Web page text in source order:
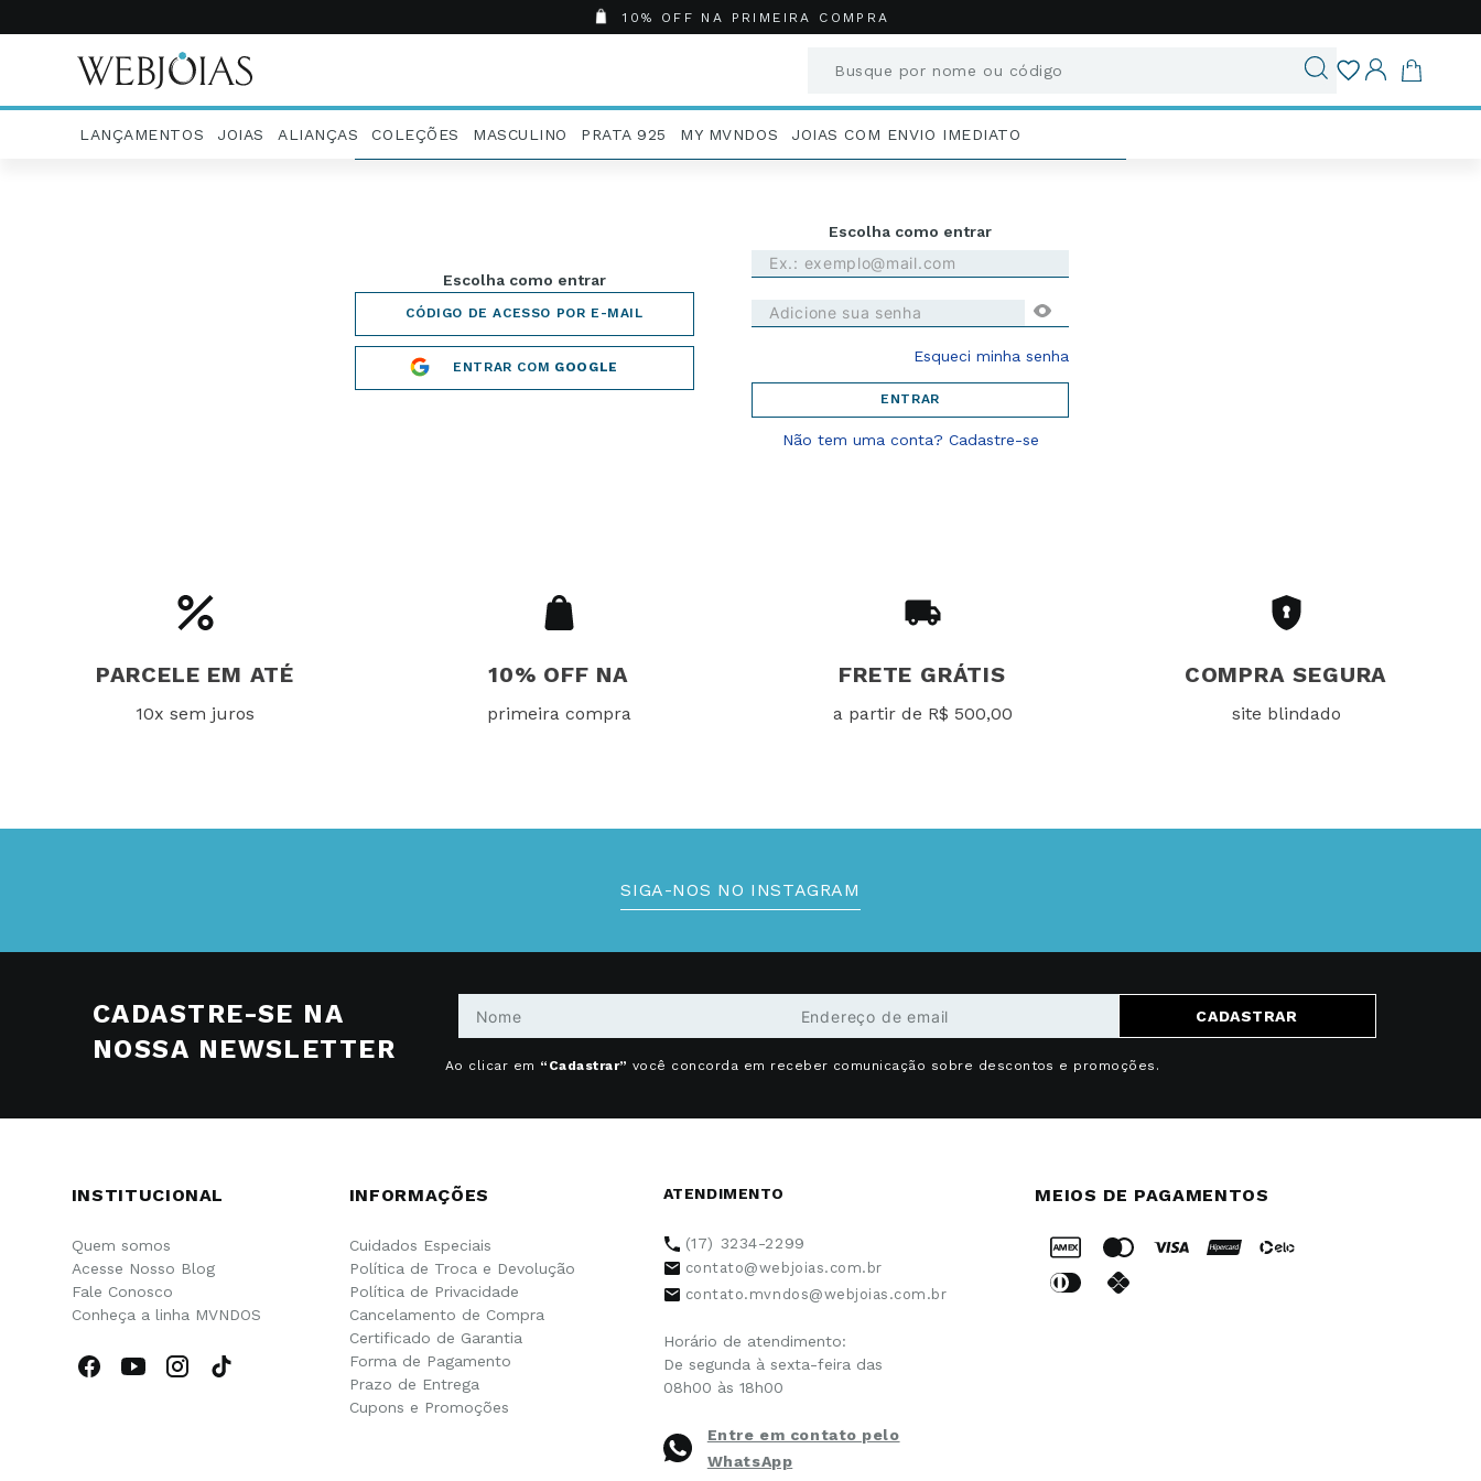
10% OFF NA PRIMEIRA COMPRA
Busque por nome ou código
LANÇAMENTOS JOIAS ALIANÇAS COLEÇÕES MASCULINO PRATA 925 MY MVNDOS JOIAS COM ENVIO IMEDIATO
ENTRAR COM GOOGLE
Esqueci minha senha
ENTRAR
Não tem uma conta? Cadastre-se
PARCELE EM ATÉ
10x sem juros
10% OFF NA
primeira compra
FRETE GRÁTIS
a partir de R$ 500,00
COMPRA SEGURA
site blindado
SIGA-NOS NO INSTAGRAM
CADASTRE-SE NA
NOSSA NEWSLETTER
CADASTRAR
Ao clicar em “Cadastrar” você concorda em receber comunicação sobre descontos e promoções.
INSTITUCIONAL
Quem somos
Acesse Nosso Blog
Fale Conosco
Conheça a linha MVNDOS
INFORMAÇÕES
Cuidados Especiais
Política de Troca e Devolução
Política de Privacidade
Cancelamento de Compra
Certificado de Garantia
Forma de Pagamento
Prazo de Entrega
Cupons e Promoções
ATENDIMENTO
(17) 3234-2299
contato@webjoias.com.br
contato.mvndos@webjoias.com.br
Horário de atendimento:
De segunda à sexta-feira das
08h00 às 18h00
Entre em contato pelo
WhatsApp
MEIOS DE PAGAMENTOS
Termos mais buscados
4º
Colares
5º
Masculino
Argola
São Bento
Pingente